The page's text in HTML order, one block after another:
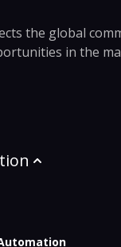
the global
in the